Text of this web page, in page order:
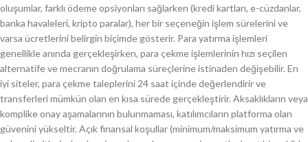
oluşumlar, farklı ödeme opsiyonları sağlarken (kredi kartları, e-cüzdanlar,
banka havaleleri, kripto paralar), her bir seçeneğin işlem sürelerini ve
varsa ücretlerini belirgin biçimde gösterir. Para yatırma işlemleri
genellikle anında gerçekleşirken, para çekme işlemlerinin hızı seçilen
alternatife ve mecranın doğrulama süreçlerine istinaden değişebilir. En
iyi siteler, para çekme taleplerini 24 saat içinde değerlendirir ve
transferleri mümkün olan en kısa sürede gerçekleştirir. Aksaklıkların veya
komplike onay aşamalarının bulunmaması, katılımcıların platforma olan
güvenini yükseltir. Açık finansal koşullar (minimum/maksimum yatırma ve